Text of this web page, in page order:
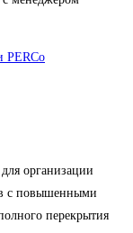
PERCo
организации
с повышенными
перекрытия